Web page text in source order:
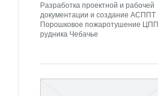
Разработка проектной и рабочей
документации и создание АСППТ
Порошковое пожаротушение ЦПП
рудника Чебачье